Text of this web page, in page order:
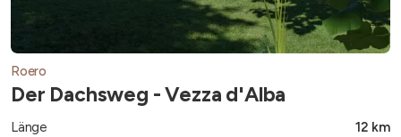
Roero
Der Dachsweg - Vezza d'Alba
Länge
12 km